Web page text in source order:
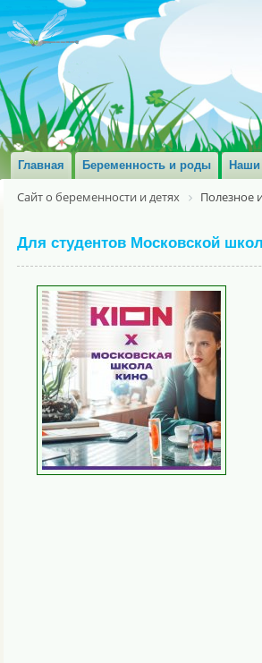
Главная Беременность и роды Наши
Сайт о беременности и детях Полезное
Для студентов Московской